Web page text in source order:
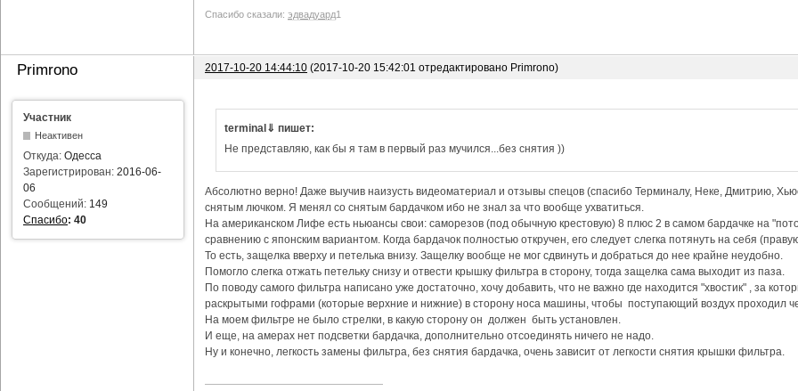
Спасибо сказали: эдвадуард1
Primrono 2017-10-20 14:44:10 (2017-10-20 15:42:01 отредактировано Primrono)
Участник
Неактивен
Откуда: Одесса
Зарегистрирован: 2016-06-
06
Сообщений: 149
Спасибо: 40
terminal⇓ пишет:
Не представляю, как бы я там в первый раз мучился...без снятия ))
Абсолютно верно! Даже выучив наизусть видеоматериал и отзывы спецов (спасибо Терминалу, Неке, Дмитрию,
снятым лючком. Я менял со снятым бардачком ибо не знал за что вообще ухватиться.
На американском Лифе есть ньюансы свои: саморезов (под обычную крестовую) 8 плюс 2 в самом бардачке на
сравнению с японским вариантом. Когда бардачок полностью откручен, его следует слегка потянуть на себя
То есть, защелка вверху и петелька внизу. Защелку вообще не мог сдвинуть и добраться до нее крайне неудобно.
Помогло слегка отжать петельку снизу и отвести крышку фильтра в сторону, тогда защелка сама выходит из паза.
По поводу самого фильтра написано уже достаточно, хочу добавить, что не важно где находится "хвостик" , за
раскрытыми гофрами (которые верхние и нижние) в сторону носа машины, чтобы поступающий воздух проходил
На моем фильтре не было стрелки, в какую сторону он должен быть установлен.
И еще, на амерах нет подсветки бардачка, дополнительно отсоединять ничего не надо.
Ну и конечно, легкость замены фильтра, без снятия бардачка, очень зависит от легкости снятия крышки фильтра.